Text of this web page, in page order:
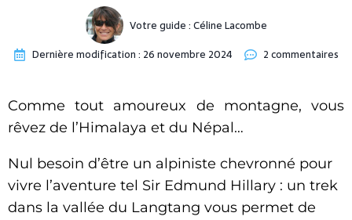
Votre guide :Céline Lacombe
Dernière modification : 26 novembre 2024 2 commentaires
Comme tout amoureux de montagne, vous
rêvez de l’Himalaya et du Népal…
Nul besoin d’être un alpiniste chevronné pour
vivre l’aventure tel Sir Edmund Hillary : un trek
dans la vallée du Langtang vous permet de